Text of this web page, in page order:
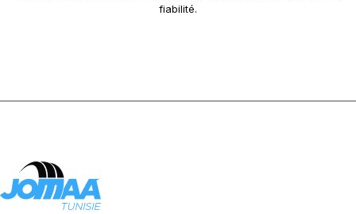
180
201
LMB3
LMC4
fiabilité.